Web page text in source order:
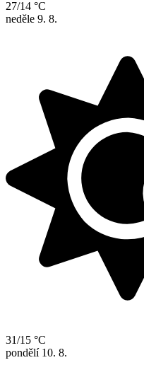
27/14 °C
neděle 9. 8.
31/15 °C
pondělí 10. 8.